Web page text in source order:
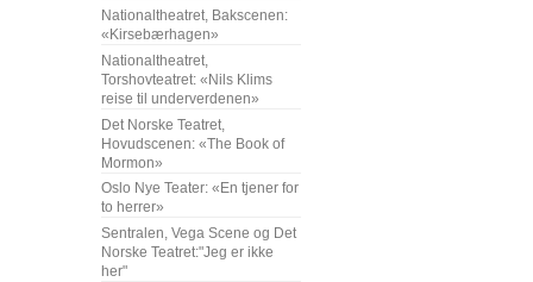
Nationaltheatret, Bakscenen:
«Kirsebærhagen»
Nationaltheatret,
Torshovteatret: «Nils Klims
reise til underverdenen»
Det Norske Teatret,
Hovudscenen: «The Book of
Mormon»
Oslo Nye Teater: «En tjener for
to herrer»
Sentralen, Vega Scene og Det
Norske Teatret:"Jeg er ikke
her"